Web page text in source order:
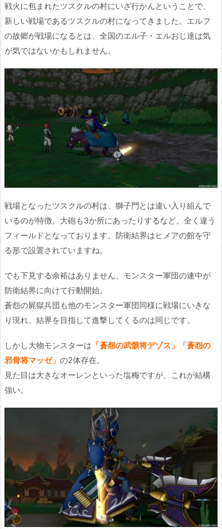
戦火に包まれたツスクルの村にいざ行かんということで、
新しい戦場であるツスクルの村になってきました。エルフ
の故郷が戦場になるとは、全国のエル子・エルおじ達は気
が気ではないかもしれません。
戦場となったツスクルの村は、獅子門とは違い入り組んで
いるのが特徴。大砲も3か所にあったりするなど、全く違う
フィールドとなっております。防衛結界はヒメアの館を守
る形で設置されていますね。
でも下見する余裕はありません。モンスター軍団の連中が
防衛結界に向けて行動開始。
蒼怨の屍獄兵団も他のモンスター軍団同様に戦場にいきな
り現れ、結界を目指して進撃してくるのは同じです。
しかし大物モンスターは 「蒼怨の武骸将デゾス」「蒼怨の
邪骨将マッゼ」 の2体存在。
見た目は大きなオーレンといった塩梅ですが、これが結構
強い。